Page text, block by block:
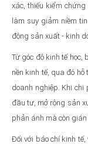
xác, thiếu kiểm
làm suy giảm niềm
động sản xuất - kinh
Từ góc độ kinh tế học,
nền kinh tế, qua đó
doanh nghiệp. Khi chi
đầu tư, mở rộng sản
phản ánh mà còn
Đối với báo chí kinh